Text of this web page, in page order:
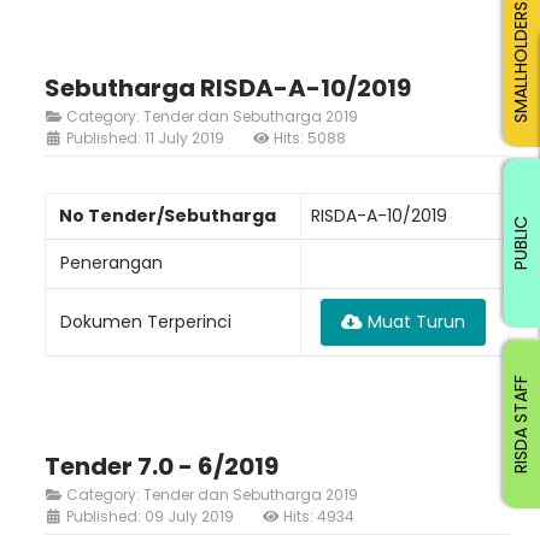
Sebutharga RISDA-A-10/2019
Category: Tender dan Sebutharga 2019
Published: 11 July 2019
Hits: 5088
No Tender/Sebutharga
RISDA-A-10/2019
Penerangan
Dokumen Terperinci Muat Turun
Tender 7.0 - 6/2019
Category: Tender dan Sebutharga 2019
Published: 09 July 2019
Hits: 4934
RISDA STAFF
SMALLHOLDERS
PUBLIC